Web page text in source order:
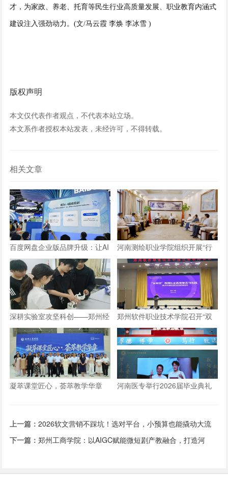
才，为家政、养老、托育等民生行业高质量发展、职业教育内涵式
建设注入强劲动力。(文/马云霞 李焕 李冰雪 )
版权声明
本文仅代表作者观点，不代表本站立场。
本文系作者授权本站发表，未经许可，不得转载。
相关文章
百度网盘企业版品牌升级：让AI
长在数字资产上，成就“超级组
织”
河南测绘职业学院组织开展“行
走的思政课”实践教学活动
深耕实验室攻坚科创——郑州经
贸学院学子自研仿生机械手
郑州软件职业技术学院召开“双
师型”教师认定政策及企业实践
专项解读会议
凝萃课堂匠心，荟萃教学华章
河南医专举行2026届毕业典礼
上一篇：2026软文营销不踩坑！选对平台，小预算也能撬动大流
量
下一篇：郑州工商学院：以AIGC赋能微短剧产教融合，打造河